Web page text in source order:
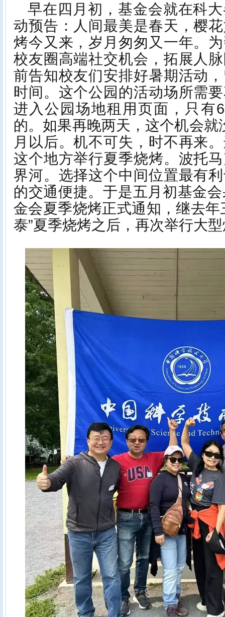
早在四月初，基金会就在科
动预告：人间最美是春天，樱
烤今又来，岁月匆匆又一年。
校友圈高端社交机会，拓展人
前告知校友们安排好暑期活动
时间。这个公园的活动场所需
进入公园场地租用页面，只有
的。如果再晚两天，这个机会就
月以后。机不可失，时不再来
这个地方举行夏季烧烤。波托
界河。选择这个中间位置最有
的交通便捷。于是五月初基金
金会夏季烧烤正式通知，继去年
泰”夏季烧烤之后，再次举行大